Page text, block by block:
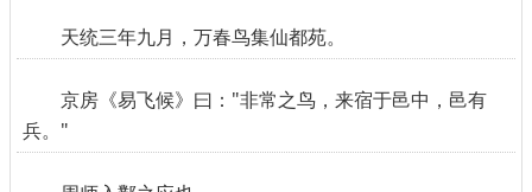
天统三年九月，万春鸟集仙都苑。
京房《易飞候》曰："非常之鸟，来宿于邑中，邑有
兵。"